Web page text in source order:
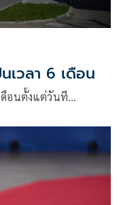
เวลา 6 เดือน
ดือนตั้งแต่วันที…